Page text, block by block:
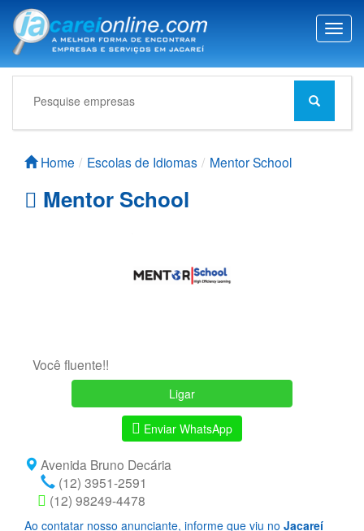
T
o
g
g
n
Home Escolas de Idiomas Mentor School
Mentor School
Você fluente!!
Ligar
Enviar WhatsApp
Avenida Bruno Decária
(12) 3951-2591
(12) 98249-4478
Ao contatar nosso anunciante, informe que viu no Jacareí